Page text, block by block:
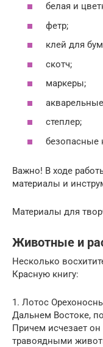
белая и
фетр;
клей для
скотч;
маркеры;
степлер;
Важно! В ходе
материалы и
Материалы для
Животные и
Несколько
Красную книгу:
1. Лотос
Дальнем Востоке,
Причем исчезает
травоядными